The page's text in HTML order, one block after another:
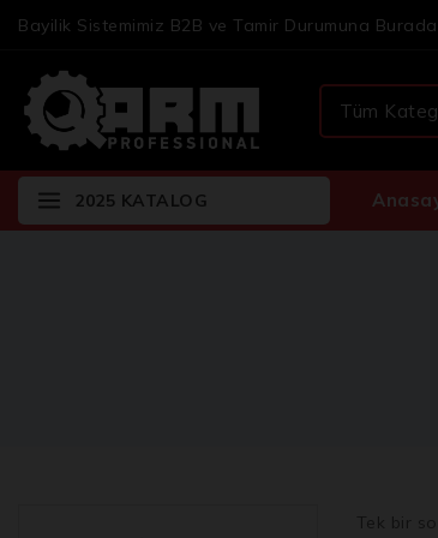
Bayilik Sistemimiz B2B ve Tamir Durumuna
2025 KATALOG